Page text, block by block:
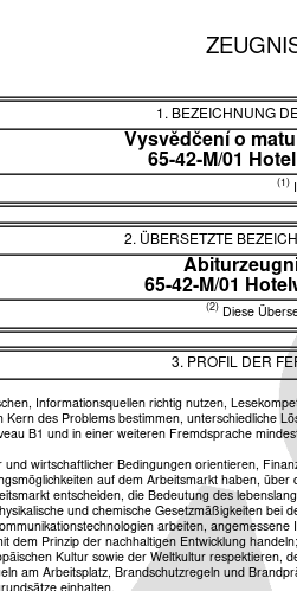
1. BEZEICHNUNG
Vysvědčení o
65-42-M/01
(1)
2. ÜBERSETZTE
65-42-M/01
(2) Diese
3. PROFIL DER
Informationsquellen richtig nutzen,
Kern des Problems bestimmen, unterschiedliche
B1 und in einer weiteren Fremdsprache
und wirtschaftlicher Bedingungen orientieren,
auf dem Arbeitsmarkt haben,
entscheiden, die Bedeutung des
und chemische Gesetzmäßigkeiten bei
arbeiten,
dem Prinzip der nachhaltigen Entwicklung handeln;
Kultur sowie der Weltkultur respektieren,
am Arbeitsplatz, Brandschutzregeln und